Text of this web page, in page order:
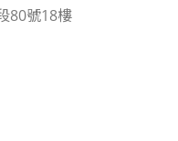
80號18樓